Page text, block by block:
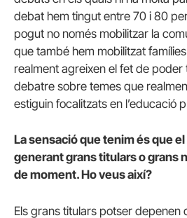
debat hem tingut entre 70 i 80
pogut no només mobilitzar la
que també hem mobilitzat
realment agreixen el fet de poder
debatre sobre temes que
estiguin focalitzats en l’educació
La sensació que tenim és que
generant grans titulars o grans
de moment. Ho veus així?
Els grans titulars potser depenen